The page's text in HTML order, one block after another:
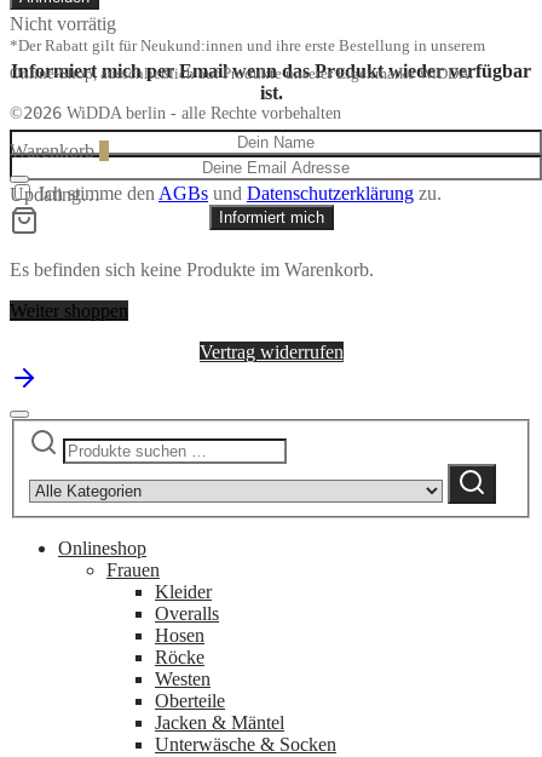
Nicht vorrätig
Informiert mich per Email wenn das Produkt wieder verfügbar
ist.
Ich stimme den AGBs und Datenschutzerklärung zu.
Informiert mich
*Der Rabatt gilt für Neukund:innen und ihre erste Bestellung in unserem
Online-Shop, ausschließlich auf Produkte unserer Eigenmarke WiDDA.
©2026 WiDDA berlin - alle Rechte vorbehalten
Warenkorb
Updating…
Es befinden sich keine Produkte im Warenkorb.
Weiter shoppen
Vertrag widerrufen
Suchen
nach:
category:
Suchen
Onlineshop
Frauen
Kleider
Overalls
Hosen
Röcke
Westen
Oberteile
Jacken & Mäntel
Unterwäsche & Socken